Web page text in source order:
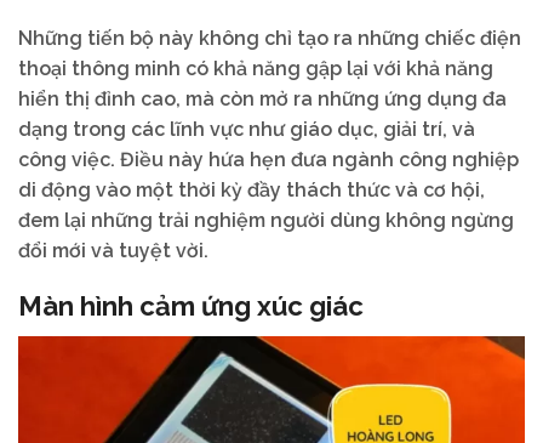
Những tiến bộ này không chỉ tạo ra những chiếc điện
thoại thông minh có khả năng gập lại với khả năng
hiển thị đỉnh cao, mà còn mở ra những ứng dụng đa
dạng trong các lĩnh vực như giáo dục, giải trí, và
công việc. Điều này hứa hẹn đưa ngành công nghiệp
di động vào một thời kỳ đầy thách thức và cơ hội,
đem lại những trải nghiệm người dùng không ngừng
đổi mới và tuyệt vời.
Màn hình cảm ứng xúc giác